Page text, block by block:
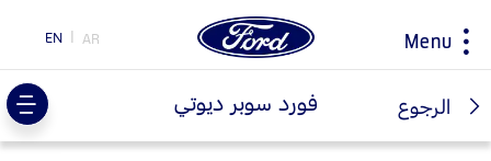
Menu
AR
EN
الرجوع فورد سوبر ديوتي